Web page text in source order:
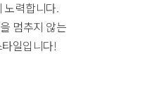
노력합니다.
멈추지 않는
일입니다!